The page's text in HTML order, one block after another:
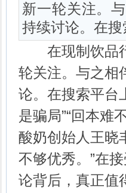
新一轮关注。
持续讨论。在
在现制饮品行
轮关注。与之相
论。在搜索平台
是骗局”“回本难
酸奶创始人王晓
不够优秀。”在
论背后，真正值